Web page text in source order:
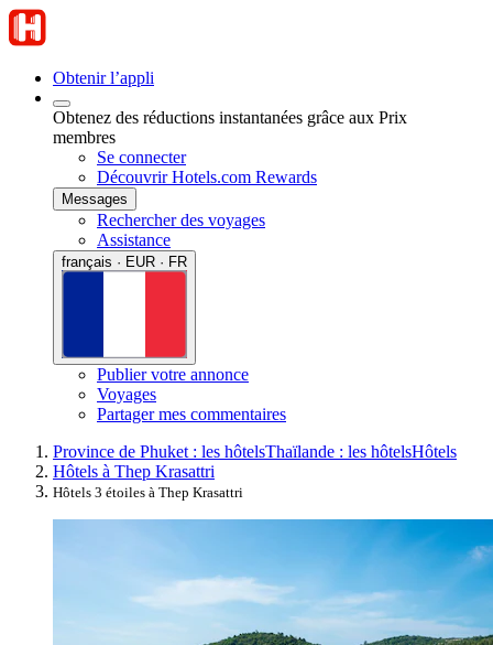
Obtenir l’appli
Obtenez des réductions instantanées grâce aux Prix
membres
Se connecter
Découvrir Hotels.com Rewards
Messages
Rechercher des voyages
Assistance
français · EUR · FR
Publier votre annonce
Voyages
Partager mes commentaires
Province de Phuket : les hôtelsThaïlande : les hôtelsHôtels
Hôtels à Thep Krasattri
Hôtels 3 étoiles à Thep Krasattri